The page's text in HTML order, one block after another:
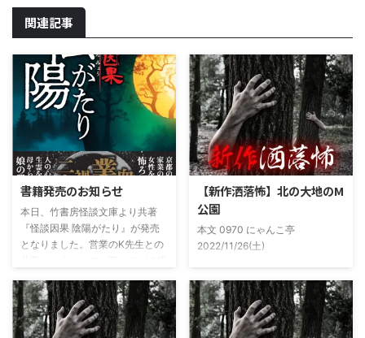
関連記事
書籍発売のお知らせ
本日、竹書房怪談文庫より共著
『怪談因果 陰陽がたり』が発売
となりました。営業のK先生との
上げましたので内容の濃さ・面白
さは保証します。ぜひともご購入
くださいませ。 書影かっこいい
【新作洒落怖】北の大地のM
公園
本文 0970 にゃんこ亭
2022/11/26(土)
に言うオカルト系な話がまあまあ
好きで、最近占いとかを副業で始
めてた。今はちょっとメンタルの
状況やらで退いたけど実力試しも